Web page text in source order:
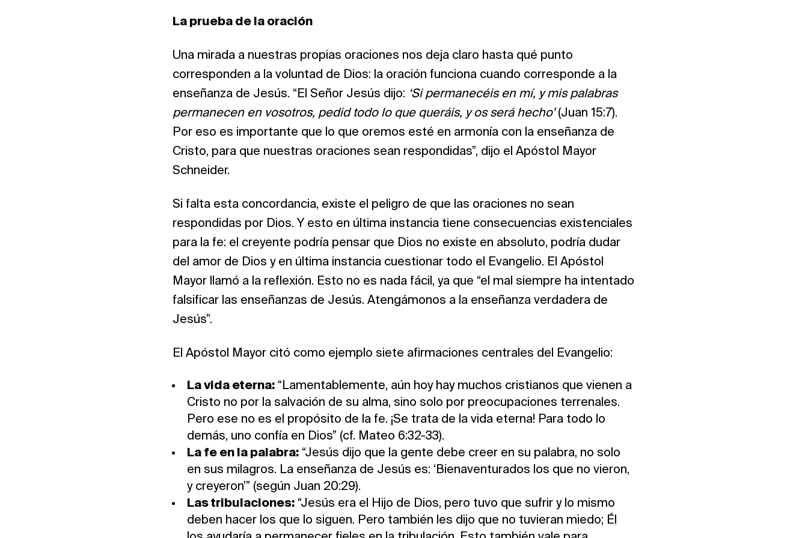
La prueba de la oración
Una mirada a nuestras propias oraciones nos deja claro hasta qué punto
corresponden a la voluntad de Dios: la oración funciona cuando corresponde a la
enseñanza de Jesús. “El Señor Jesús dijo: ‘Si permanecéis en mí, y mis palabras
permanecen en vosotros, pedid todo lo que queráis, y os será hecho’(Juan 15:7).
Por eso es importante que lo que oremos esté en armonía con la enseñanza de
Cristo, para que nuestras oraciones sean respondidas”, dijo el Apóstol Mayor
Schneider.
Si falta esta concordancia, existe el peligro de que las oraciones no sean
respondidas por Dios. Y esto en última instancia tiene consecuencias existenciales
para la fe: el creyente podría pensar que Dios no existe en absoluto, podría dudar
del amor de Dios y en última instancia cuestionar todo el Evangelio. El Apóstol
Mayor llamó a la reflexión. Esto no es nada fácil, ya que “el mal siempre ha intentado
falsificar las enseñanzas de Jesús. Atengámonos a la enseñanza verdadera de
Jesús”.
El Apóstol Mayor citó como ejemplo siete afirmaciones centrales del Evangelio:
La vida eterna: “Lamentablemente, aún hoy hay muchos cristianos que vienen a
Cristo no por la salvación de su alma, sino solo por preocupaciones terrenales.
Pero ese no es el propósito de la fe. ¡Se trata de la vida eterna! Para todo lo
demás, uno confía en Dios” (cf. Mateo 6:32-33).
La fe en la palabra: “Jesús dijo que la gente debe creer en su palabra, no solo
en sus milagros. La enseñanza de Jesús es: ‘Bienaventurados los que no vieron,
y creyeron’” (según Juan 20:29).
Las tribulaciones: “Jesús era el Hijo de Dios, pero tuvo que sufrir y lo mismo
deben hacer los que lo siguen. Pero también les dijo que no tuvieran miedo; Él